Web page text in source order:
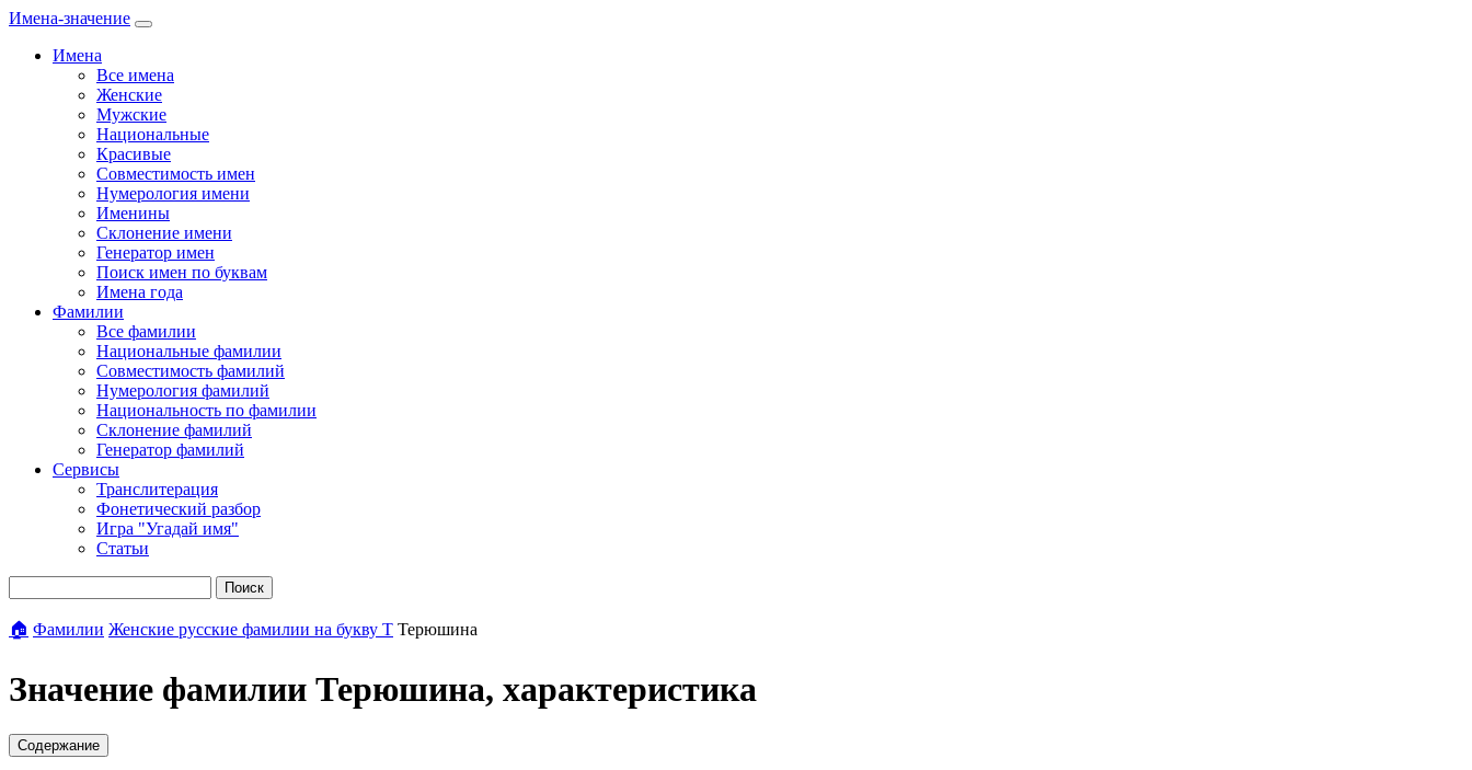
Имена-значение
Имена
Все имена
Женские
Мужские
Национальные
Красивые
Совместимость имен
Нумерология имени
Именины
Склонение имени
Генератор имен
Поиск имен по буквам
Имена года
Фамилии
Все фамилии
Национальные фамилии
Совместимость фамилий
Нумерология фамилий
Национальность по фамилии
Склонение фамилий
Генератор фамилий
Сервисы
Транслитерация
Фонетический разбор
Игра "Угадай имя"
Статьи
Поиск
🏠 Фамилии Женские русские фамилии на букву Т Терюшина
Значение фамилии Терюшина, характеристика
Содержание